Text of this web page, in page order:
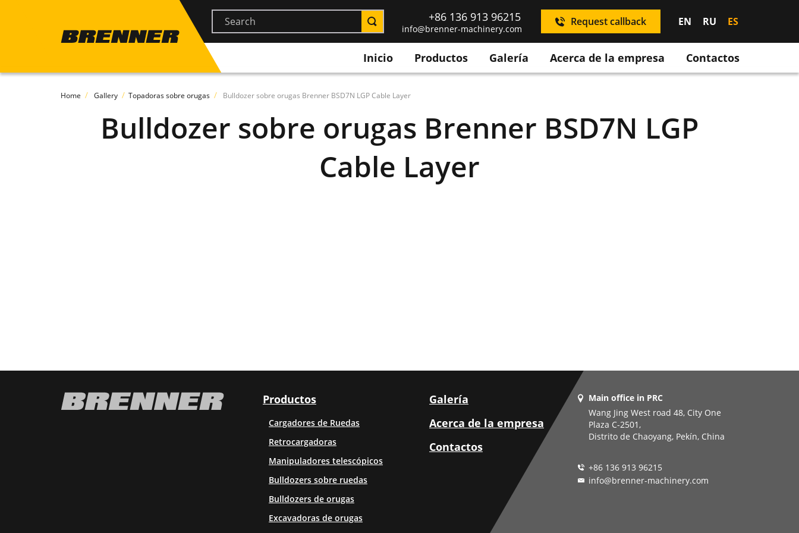
+86 136 913 96215
info@brenner-machinery.com
Request callback EN RU ES
Inicio Productos Galería Acerca de la empresa Contactos
Home Gallery Topadoras sobre orugas Bulldozer sobre orugas Brenner BSD7N LGP Cable Layer
Bulldozer sobre orugas Brenner BSD7N LGP
Cable Layer
Productos
Cargadores de Ruedas
Retrocargadoras
Manipuladores telescópicos
Bulldozers sobre ruedas
Bulldozers de orugas
Excavadoras de orugas
Galería
Acerca de la empresa
Contactos
Main office in PRC
Wang Jing West road 48, City One
Plaza C-2501,
Distrito de Chaoyang, Pekín, China
+86 136 913 96215
info@brenner-machinery.com